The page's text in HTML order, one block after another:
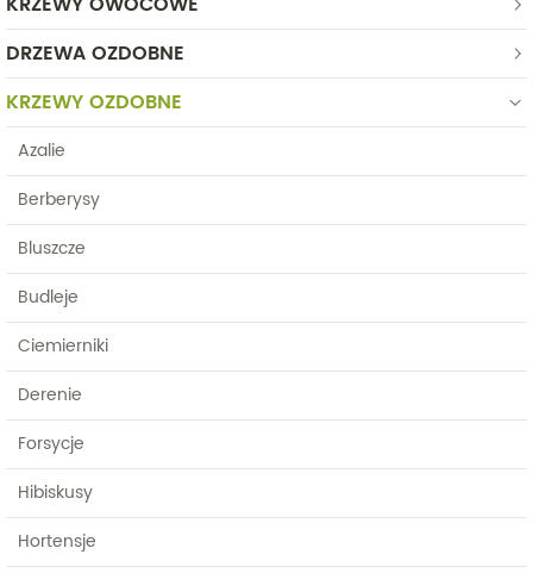
DRZEWA OZDOBNE
KRZEWY OZDOBNE
Azalie
Berberysy
Bluszcze
Budleje
Ciemierniki
Derenie
Forsycje
Hibiskusy
Hortensje